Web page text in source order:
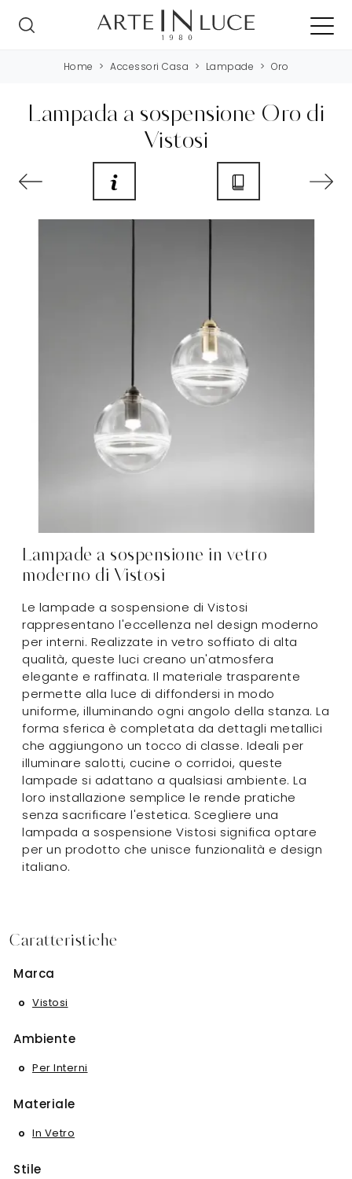
Home > Accessori Casa > Lampade > Oro
Lampada a sospensione Oro di
Vistosi
Lampade a sospensione in vetro
moderno di Vistosi
Le lampade a sospensione di Vistosi
rappresentano l'eccellenza nel design moderno
per interni. Realizzate in vetro soffiato di alta
qualità, queste luci creano un'atmosfera
elegante e raffinata. Il materiale trasparente
permette alla luce di diffondersi in modo
uniforme, illuminando ogni angolo della stanza. La
forma sferica è completata da dettagli metallici
che aggiungono un tocco di classe. Ideali per
illuminare salotti, cucine o corridoi, queste
lampade si adattano a qualsiasi ambiente. La
loro installazione semplice le rende pratiche
senza sacrificare l'estetica. Scegliere una
lampada a sospensione Vistosi significa optare
per un prodotto che unisce funzionalità e design
italiano.
Caratteristiche
Marca
Vistosi
Ambiente
Per Interni
Materiale
In Vetro
Stile